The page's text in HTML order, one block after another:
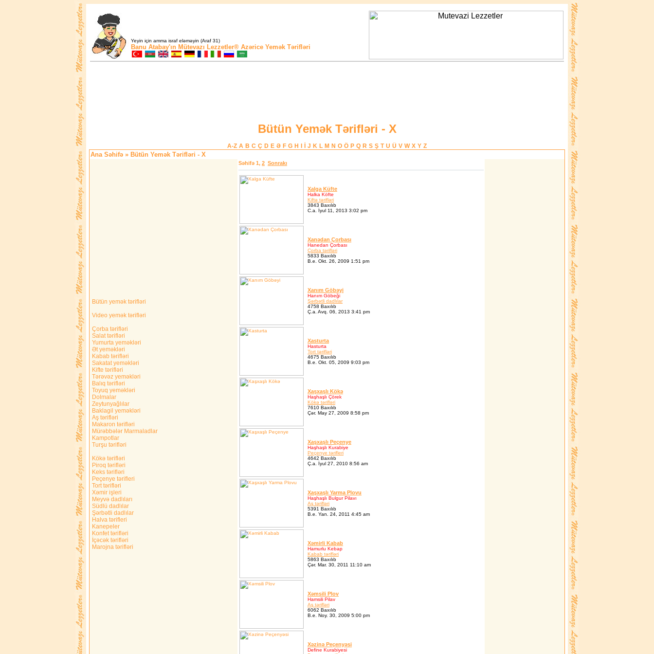
Yeyin için amma israf eləməyin (Araf 31)
Banu Atabay'ın Mütevazı Lezzetler® Azərice Yemək Tərifləri
Bütün Yemək Tərifləri - X
A-Z A B C Ç D E Ə F G H J K L M N O Ö P Q R S Ş T U Ü V W X Y Z
Ana Səhifə » Bütün Yemək Tərifləri - X
Bütün yemək tərifləri
Video yemək tərifləri
Çorba tərifləri
Salat tərifləri
Yumurta yeməkləri
Ət yeməkləri
Kabab tərifləri
Sakatat yeməkləri
Kifte tərifləri
Tərəvəz yeməkləri
Balıq tərifləri
Toyuq yeməkləri
Dolmalar
Zeytunyağlılar
Baklagil yeməkləri
Aş tərifləri
Makaron tərifləri
Mürəbbələr Marmaladlar
Kampotlar
Turşu tərifləri
Kökə tərifləri
Piroq tərifləri
Keks tərifləri
Peçenye tərifleri
Tort tərifləri
Xəmir işleri
Meyvə dadlıları
Südlü dadlılar
Şərbətli dadlılar
Halva tərifleri
Kanepeler
Konfet tərifləri
İçəcək tərifləri
Marojna tərifləri
Səhifə 1, 2 Sonrakı
Xalga Küfte
Halka Köfte
Kiftə tərifləri
3843 Baxılıb
C.a. İyul 11, 2013 3:02 pm
Xanədan Çorbası
Hanedan Çorbası
Çorba tərifləri
5833 Baxılıb
B.e. Okt. 26, 2009 1:51 pm
Xanım Göbəyi
Hanım Göbeği
Şərbətli dadlılar
4758 Baxılıb
Ç.a. Avq. 06, 2013 3:41 pm
Xasturta
Hasturta
Tort tərifləri
4675 Baxılıb
B.e. Okt. 05, 2009 9:03 pm
Xaşxaşlı Kökə
Haşhaşlı Çörek
Kökə tərifləri
7610 Baxılıb
Çər. May 27, 2009 8:58 pm
Xaşxaşlı Peçenye
Haşhaşlı Kurabiye
Peçenye tərifleri
4642 Baxılıb
Ç.a. İyul 27, 2010 8:56 am
Xaşxaşlı Yarma Plovu
Haşhaşlı Bulgur Pilavı
Aş tərifləri
5391 Baxılıb
B.e. Yan. 24, 2011 4:45 am
Xəmirli Kabab
Hamurlu Kebap
Kabab tərifləri
5863 Baxılıb
Çər. Mar. 30, 2011 11:10 am
Xəmsili Plov
Hamsili Pilav
Aş tərifləri
6062 Baxılıb
B.e. Noy. 30, 2009 5:00 pm
Xəzinə Peçenyəsi
Define Kurabiyesi